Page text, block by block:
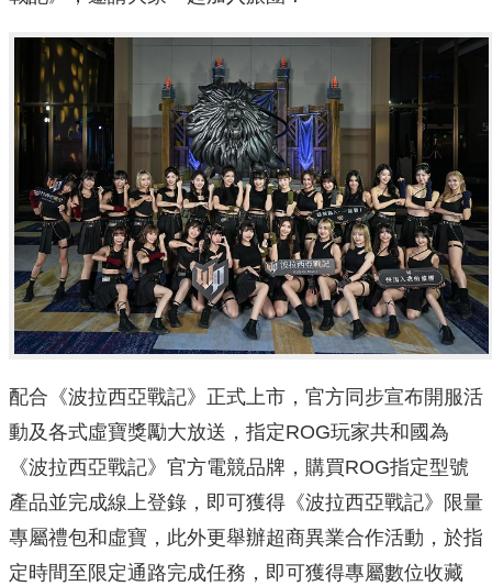
配合《波拉西亞戰記》正式上市，官方同步宣布開服活
動及各式虛寶獎勵大放送，指定ROG玩家共和國為
《波拉西亞戰記》官方電競品牌，購買ROG指定型號
產品並完成線上登錄，即可獲得《波拉西亞戰記》限量
專屬禮包和虛寶，此外更舉辦超商異業合作活動，於指
定時間至限定通路完成任務，即可獲得專屬數位收藏